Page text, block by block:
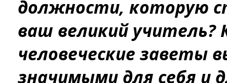
должности, которую
ваш великий учитель?
человеческие заветы
значимыми для себя и